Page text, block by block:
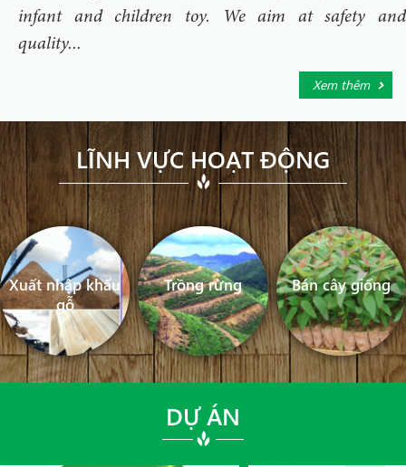
infant and children toy. We aim at safety and
quality...
Xem thêm
LĨNH VỰC HOẠT ĐỘNG
Xuất nhập khẩu
gỗ
Trồng rừng Bán cây giống
DỰ ÁN